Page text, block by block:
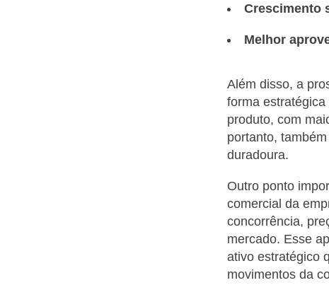
Crescimento
Melhor
Além disso, a
forma
produto, com
portanto,
duradoura.
Outro ponto
comercial da
concorrência,
mercado. Esse
ativo estratégico
movimentos da